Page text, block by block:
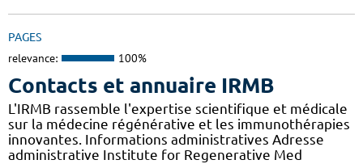
PAGES
relevance: 100%
Contacts et annuaire IRMB
L'IRMB rassemble l'expertise scientifique et médicale
sur la médecine régénérative et les immunothérapies
innovantes. Informations administratives Adresse
administrative Institute for Regenerative Med